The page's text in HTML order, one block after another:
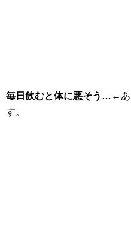
毎日飲むと体に悪そう… ←あ
す。